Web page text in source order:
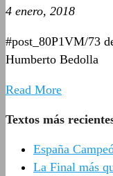
4 enero, 2018
#post_80P1VM/73
Humberto Bedolla
Read More
Textos más
España
La Final más